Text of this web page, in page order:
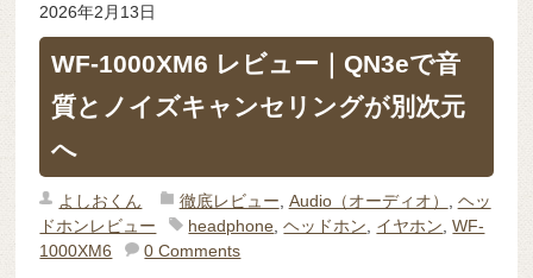
2026年2月13日
WF-1000XM6 レビュー｜QN3eで音
質とノイズキャンセリングが別次元
へ
よしおくん 徹底レビュー Audio（オーディオ）
ヘッ
ドホンレビュー
headphone ,ヘッドホン イヤホン ,WF-
1000XM6
0 Comments